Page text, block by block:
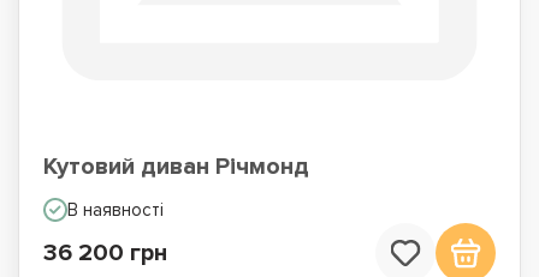
Кутовий диван Річмонд
В наявності
36 200 грн